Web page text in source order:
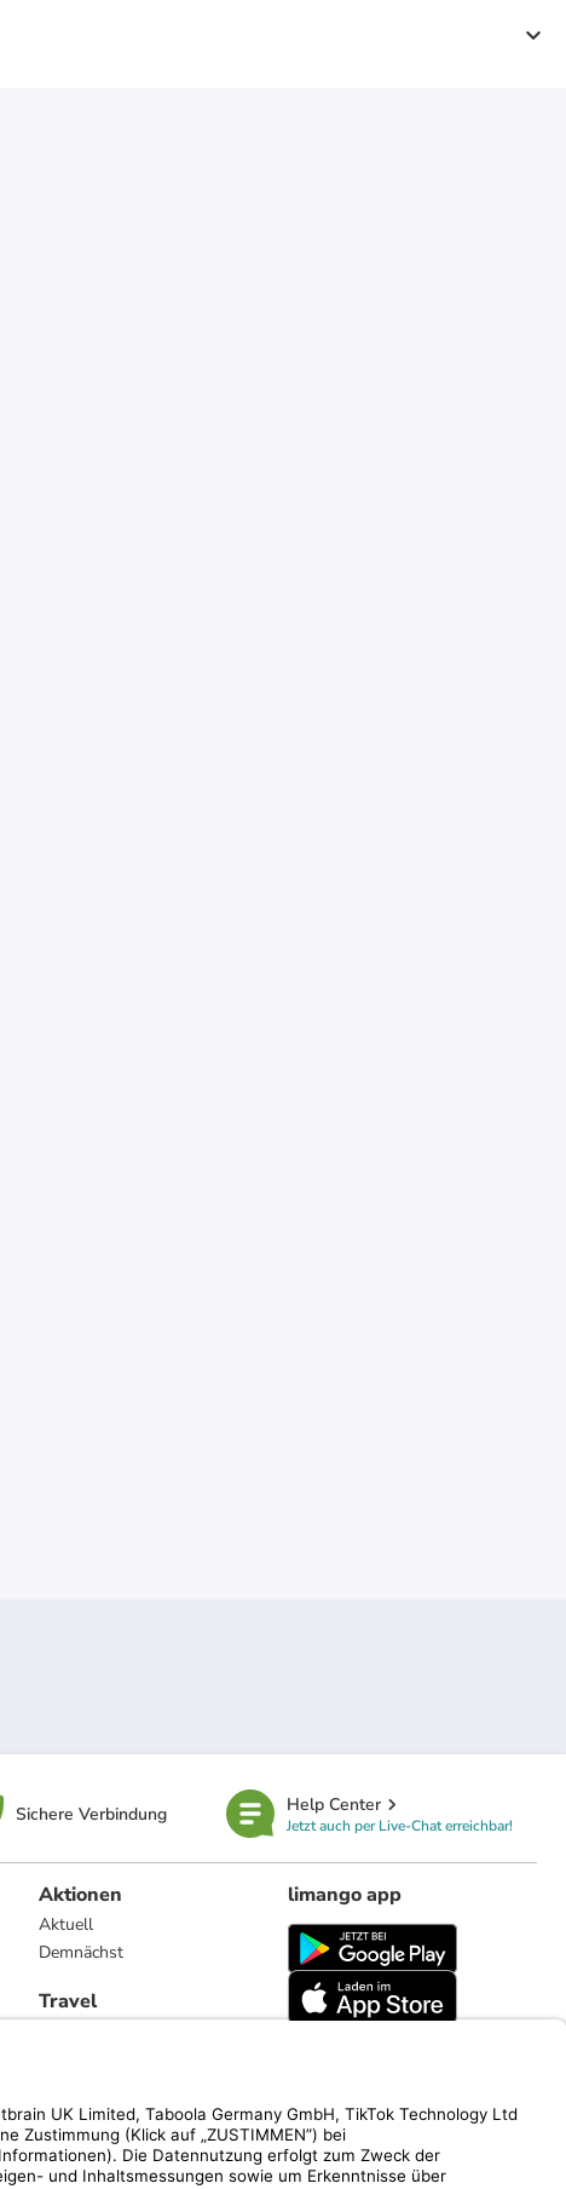
Sichere Verbindung Help Center
Jetzt auch per Live-Chat erreichbar!
Aktionen
Aktuell
Demnächst
Travel
limango app